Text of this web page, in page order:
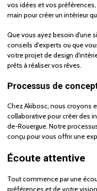
vos idées et vos
main pour créer un intérieur
Que vous ayez besoin d'une
conseils d'experts ou que
votre projet de design
prêts à réaliser vos rêves.
Processus de
Chez Akibosc, nous croyons
collaborative pour créer des
de-Rouergue. Notre
conçu pour vous offrir une
Écoute attentive
Tout commence par une
préférences et de votre